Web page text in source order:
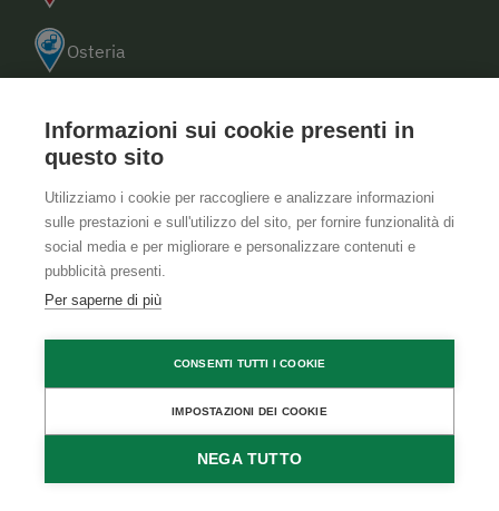
Osteria
Agricoltura biologica
Agriturismi nei dintorni
DISPONIBILITÀ
DIRETTAMENTE
Informazioni sui cookie presenti in
questo sito
Utilizziamo i cookie per raccogliere e analizzare informazioni
sulle prestazioni e sull'utilizzo del sito, per fornire funzionalità di
social media e per migliorare e personalizzare contenuti e
pubblicità presenti.
Per saperne di più
CONSENTI TUTTI I COOKIE
IMPOSTAZIONI DEI COOKIE
NEGA TUTTO